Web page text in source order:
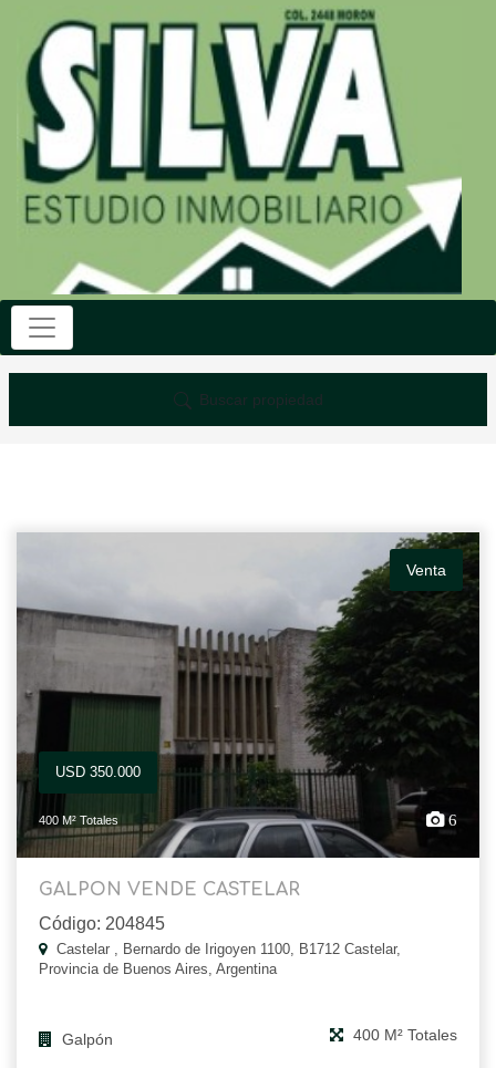
Buscar propiedad
Venta
USD 350.000
400 M² Totales 6
GALPON VENDE CASTELAR
Código: 204845
Castelar , Bernardo de Irigoyen 1100, B1712 Castelar,
Provincia de Buenos Aires, Argentina
Galpón 400 M² Totales